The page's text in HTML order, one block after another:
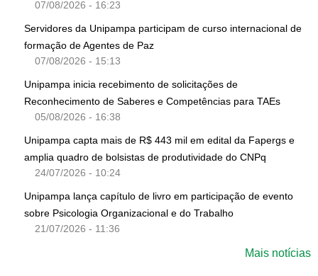
07/08/2026 - 16:23
Servidores da Unipampa participam de curso internacional de
formação de Agentes de Paz
07/08/2026 - 15:13
Unipampa inicia recebimento de solicitações de
Reconhecimento de Saberes e Competências para TAEs
05/08/2026 - 16:38
Unipampa capta mais de R$ 443 mil em edital da Fapergs e
amplia quadro de bolsistas de produtividade do CNPq
24/07/2026 - 10:24
Unipampa lança capítulo de livro em participação de evento
sobre Psicologia Organizacional e do Trabalho
21/07/2026 - 11:36
Mais notícias